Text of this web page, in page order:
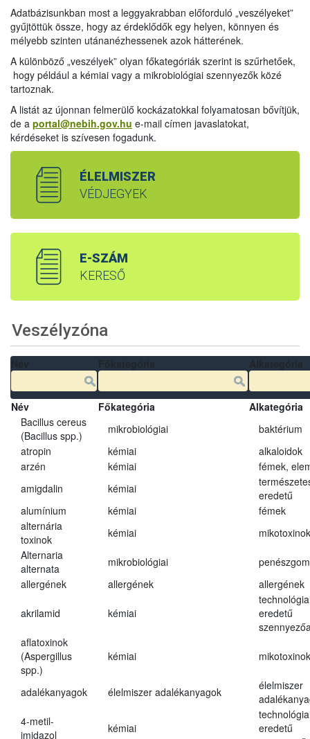
Adatbázisunkban most a leggyakrabban előforduló „veszélyeket”
gyűjtöttük össze, hogy az érdeklődők egy helyen, könnyen és
mélyebb szinten utánanézhessenek azok hátterének.
A különböző „veszélyek” olyan főkategóriák szerint is szűrhetőek,
hogy például a kémiai vagy a mikrobiológiai szennyezők közé
tartoznak.
A listát az újonnan felmerülő kockázatokkal folyamatosan bővítjük,
de a portal@nebih.gov.hu e-mail címen javaslatokat,
kérdéseket is szívesen fogadunk.
ÉLELMISZER
VÉDJEGYEK
E-SZÁM
KERESŐ
Veszélyzóna
Név Főkategória
Alkategória
Bacillus cereus
(Bacillus spp.)
mikrobiológiai
baktérium
atropin
kémiai
alkaloidok
arzén
kémiai
fémek,
amigdalin
kémiai
eredetű
alumínium
kémiai
fémek
alternária
toxinok
kémiai
mikotoxinok
Alternaria
alternata
mikrobiológiai
allergének
allergének allergének
akrilamid kémiai
eredetű
aflatoxinok
(Aspergillus
spp.)
kémiai mikotoxinok
adalékanyagok élelmiszer adalékanyagok
élelmiszer
4-metil-
imidazol
kémiai
eredetű